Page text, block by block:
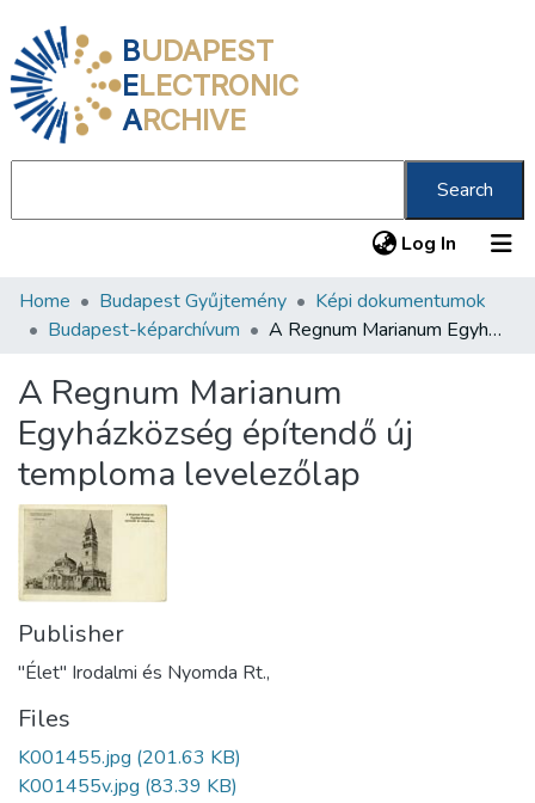
BUDAPEST
ELECTRONIC
ARCHIVE
Search
Log In (current)
Communities & Collections
Statistics
About us
Home Budapest Gyűjtemény
Képi dokumentumok
Budapest-képarchívum
A Regnum Marianum Egyházközség építendő új temploma levelezőlap
A Regnum Marianum
Egyházközség építendő új
temploma levelezőlap
Publisher
"Élet" Irodalmi és Nyomda Rt.,
Files
K001455.jpg (201.63 KB)
K001455v.jpg (83.39 KB)